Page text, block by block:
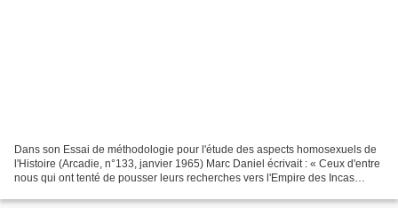
Dans son Essai de méthodologie pour l'étude des aspects homosexuels de
l'Histoire (Arcadie, n°133, janvier 1965) Marc Daniel écrivait : « Ceux d'entre
nous qui ont tenté de pousser leurs recherches vers l'Empire des Incas